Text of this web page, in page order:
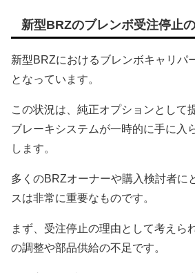
新型BRZのブレンボ受注停止
新型BRZにおけるブレンボキャリパ
となっています。
この状況は、純正オプションとして
ブレーキシステムが一時的に手に入
します。
多くのBRZオーナーや購入検討者に
スは非常に重要なものです。
まず、受注停止の理由として考えら
の調整や部品供給の不足です。